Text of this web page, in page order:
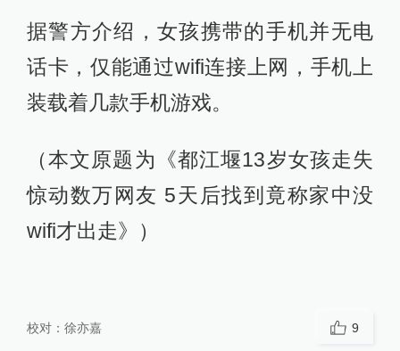
据警方介绍，女孩携带的手机并无电
话卡，仅能通过wifi连接上网，手机上
装载着几款手机游戏。
（本文原题为《都江堰13岁女孩走失
惊动数万网友 5天后找到竟称家中没
wifi才出走》）
校对： 徐亦嘉 9